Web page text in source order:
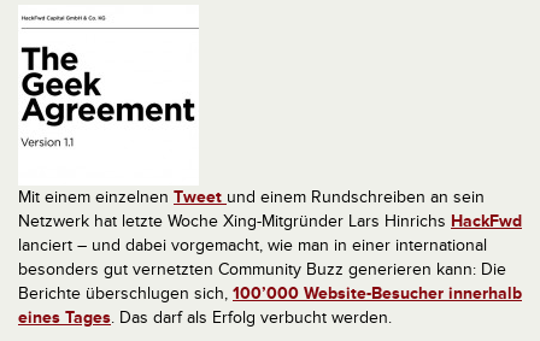
Mit einem einzelnen Tweet und einem Rundschreiben an sein
Netzwerk hat letzte Woche Xing-Mitgründer Lars Hinrichs HackFwd
lanciert – und dabei vorgemacht, wie man in einer international
besonders gut vernetzten Community Buzz generieren kann: Die
Berichte überschlugen sich, 100’000 Website-Besucher innerhalb
eines Tages. Das darf als Erfolg verbucht werden.